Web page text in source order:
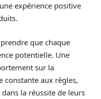
expérience positive
que chaque
potentielle. Une
sur la
constante aux règles,
la réussite de leurs